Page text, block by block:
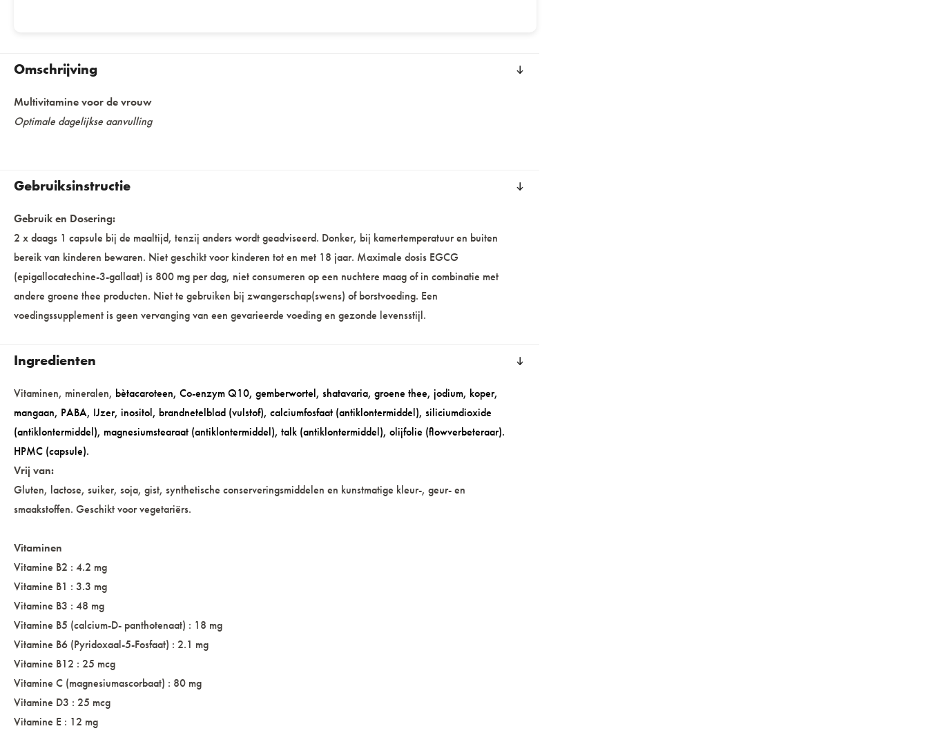
Omschrijving
Multivitamine voor de vrouw
Optimale dagelijkse aanvulling
Gebruiksinstructie
Gebruik en Dosering:
2 x daags 1 capsule bij de maaltijd, tenzij anders wordt geadviseerd. Donker, bij kamertemperatuur en buiten
bereik van kinderen bewaren. Niet geschikt voor kinderen tot en met 18 jaar. Maximale dosis EGCG
(epigallocatechine-3-gallaat) is 800 mg per dag, niet consumeren op een nuchtere maag of in combinatie met
andere groene thee producten. Niet te gebruiken bij zwangerschap(swens) of borstvoeding. Een
voedingssupplement is geen vervanging van een gevarieerde voeding en gezonde levensstijl.
Ingredienten
Vitaminen, mineralen, bètacaroteen, Co-enzym Q10, gemberwortel, shatavaria, groene thee, jodium, koper,
mangaan, PABA, IJzer, inositol, brandnetelblad (vulstof), calciumfosfaat (antiklontermiddel), siliciumdioxide
(antiklontermiddel), magnesiumstearaat (antiklontermiddel), talk (antiklontermiddel), olijfolie (flowverbeteraar).
HPMC (capsule).
Vrij van:
Gluten, lactose, suiker, soja, gist, synthetische conserveringsmiddelen en kunstmatige kleur-, geur- en
smaakstoffen. Geschikt voor vegetariërs.
Vitaminen
Vitamine B2 : 4.2 mg
Vitamine B1 : 3.3 mg
Vitamine B3 : 48 mg
Vitamine B5 (calcium-D- panthotenaat) : 18 mg
Vitamine B6 (Pyridoxaal-5-Fosfaat) : 2.1 mg
Vitamine B12 : 25 mcg
Vitamine C (magnesiumascorbaat) : 80 mg
Vitamine D3 : 25 mcg
Vitamine E : 12 mg